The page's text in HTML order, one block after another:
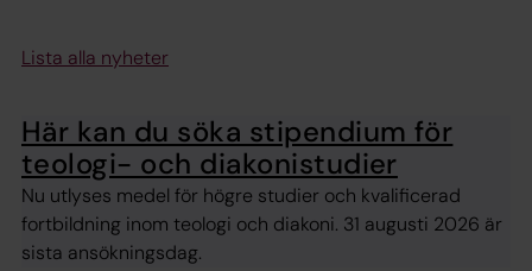
Lista alla nyheter
Här kan du söka stipendium för
teologi- och diakonistudier
Nu utlyses medel för högre studier och kvalificerad
fortbildning inom teologi och diakoni. 31 augusti 2026 är
sista ansökningsdag.